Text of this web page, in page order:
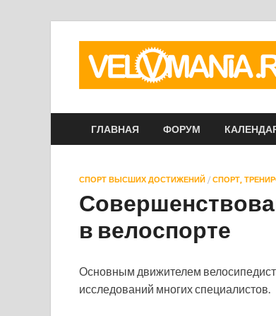
ГЛАВНАЯ ФОРУМ
СПОРТ ВЫСШИХ ДОСТИЖЕНИЙ / СПОРТ,
в велоспорте
Основным движителем
исследований многих специалистов.